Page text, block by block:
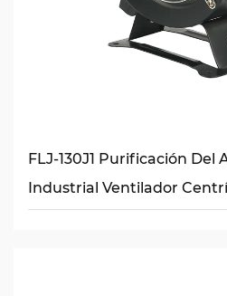
FLJ-130J1 Purificación Del
Industrial Ventilador